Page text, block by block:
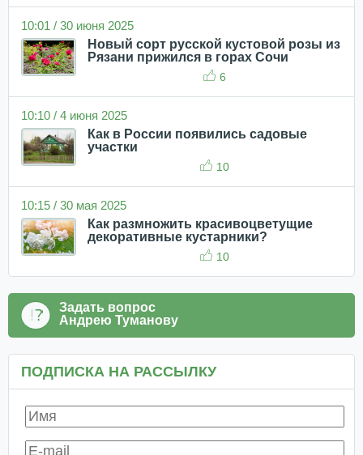
10:01 / 30 июня 2025
Новый сорт русской кустовой розы из
Рязани прижился в горах Сочи
6
10:10 / 4 июня 2025
Как в России появились садовые
участки
10
10:15 / 30 мая 2025
Как размножить красивоцветущие
декоративные кустарники?
10
Задать вопрос
Андрею Туманову
ПОДПИСКА НА РАССЫЛКУ